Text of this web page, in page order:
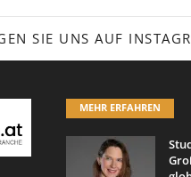
SIE UNS AUF
MEHR ERFAHREN